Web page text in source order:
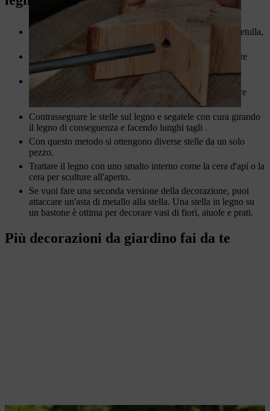
Per i principianti sono adatti legno di conifere come la betulla,
Gli intagliatori per hobby più esperti possono anche usare
legni più duri come l'acero o il ciliegio.
Quando si lavora con la motosega, indossare sempre i
dispositivi di protezione individuale. Per i dettagli, vedere
della macchina.
Contrassegnare le stelle sul legno e segatele con cura girando
il legno di conseguenza e facendo lunghi tagli .
Con questo metodo si ottengono diverse stelle da un solo
pezzo.
Trattare il legno con uno smalto interno come la cera d'api o la
cera per sculture all'aperto.
Se vuoi fare una seconda versione della decorazione, puoi
attaccare un'asta di metallo alla stella. Una stella in legno su
un bastone è ottima per decorare vasi di fiori, aiuole e prati.
Più decorazioni da giardino fai da te